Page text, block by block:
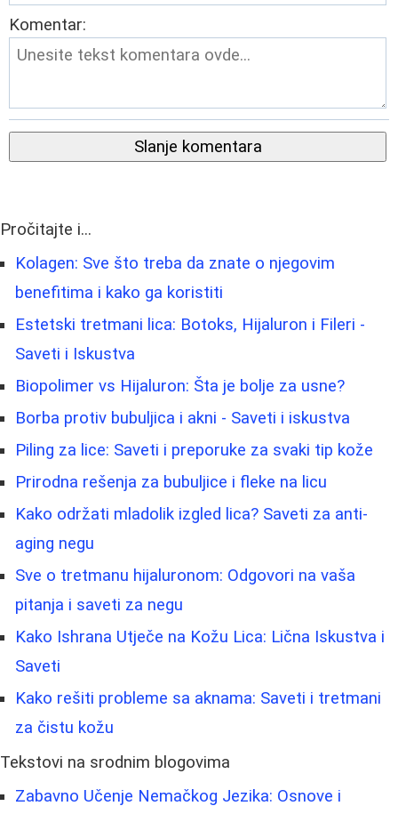
Komentar:
Slanje komentara
Pročitajte i...
Kolagen: Sve što treba da znate o njegovim
benefitima i kako ga koristiti
Estetski tretmani lica: Botoks, Hijaluron i Fileri -
Saveti i Iskustva
Biopolimer vs Hijaluron: Šta je bolje za usne?
Borba protiv bubuljica i akni - Saveti i iskustva
Piling za lice: Saveti i preporuke za svaki tip kože
Prirodna rešenja za bubuljice i fleke na licu
Kako održati mladolik izgled lica? Saveti za anti-
aging negu
Sve o tretmanu hijaluronom: Odgovori na vaša
pitanja i saveti za negu
Kako Ishrana Utječe na Kožu Lica: Lična Iskustva i
Saveti
Kako rešiti probleme sa aknama: Saveti i tretmani
za čistu kožu
Tekstovi na srodnim blogovima
Zabavno Učenje Nemačkog Jezika: Osnove i